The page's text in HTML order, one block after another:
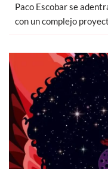
Paco Escobar se
con un complejo